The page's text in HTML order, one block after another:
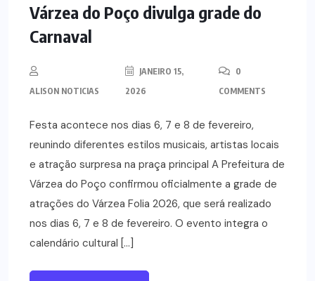
Várzea do Poço divulga grade do
Carnaval
ALISON NOTICIAS
JANEIRO 15,
2026
0
COMMENTS
Festa acontece nos dias 6, 7 e 8 de fevereiro,
reunindo diferentes estilos musicais, artistas locais
e atração surpresa na praça principal A Prefeitura de
Várzea do Poço confirmou oficialmente a grade de
atrações do Várzea Folia 2026, que será realizado
nos dias 6, 7 e 8 de fevereiro. O evento integra o
calendário cultural […]